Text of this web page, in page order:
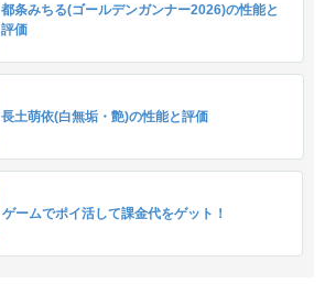
都条みちる(ゴールデンガンナー2026)の性能と
評価
長土萌依(白無垢・艶)の性能と評価
ゲームでポイ活して課金代をゲット！